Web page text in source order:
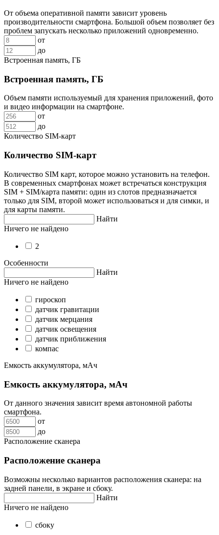
От объема оперативной памяти зависит уровень
производительности смартфона. Большой объем позволяет без
проблем запускать несколько приложений одновременно.
от
до
Встроенная память, ГБ
Встроенная память, ГБ
Объем памяти используемый для хранения приложений, фото
и видео информации на смартфоне.
от
до
Количество SIM-карт
Количество SIM-карт
Количество SIM карт, которое можно установить на телефон.
В современных смартфонах может встречаться конструкция
SIM + SIM/карта памяти: один из слотов предназначается
только для SIM, второй может использоваться и для симки, и
для карты памяти.
Найти
Ничего не найдено
2
Особенности
Найти
Ничего не найдено
гироскоп
датчик гравитации
датчик мерцания
датчик освещения
датчик приближения
компас
Емкость аккумулятора, мАч
Емкость аккумулятора, мАч
От данного значения зависит время автономной работы
смартфона.
от
до
Расположение сканера
Расположение сканера
Возможны несколько вариантов расположения сканера: на
задней панели, в экране и сбоку.
Найти
Ничего не найдено
сбоку